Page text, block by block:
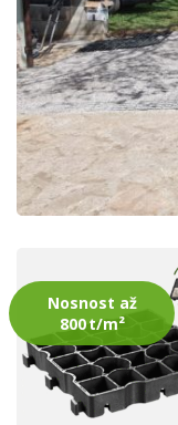
Nosnost až
800 t/m²